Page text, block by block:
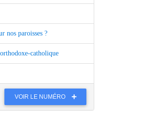
nos paroisses ?
catholique
VOIR LE NUMÉRO